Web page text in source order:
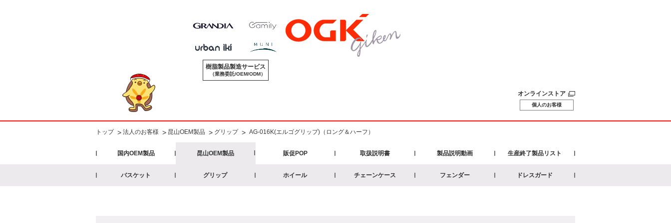
樹脂製品製造サービス
（業務委託/OEM/ODM）
オンラインストア
個人のお客様
トップ > 法人のお客様 > 昆山OEM製品 > グリップ > AG-016K(エルゴグリップ)（ロング＆ハーフ）
国内OEM製品 昆山OEM製品 販促POP 取扱説明書 製品説明動画 生産終了製品リスト
バスケット グリップ ホイール チェーンケース フェンダー ドレスガード